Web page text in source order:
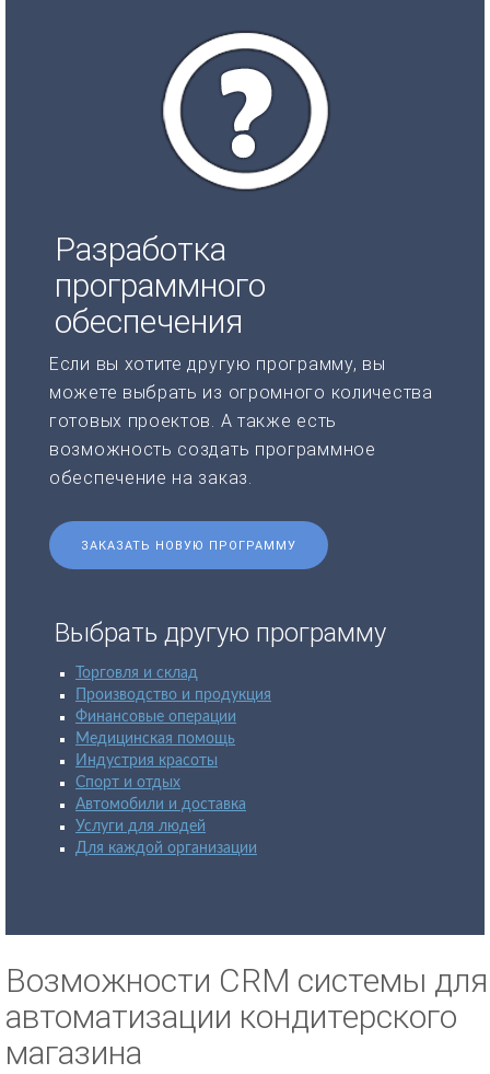
Разработка
программного
обеспечения
Если вы хотите другую программу, вы
можете выбрать из огромного количества
готовых проектов. А также есть
возможность создать программное
обеспечение на заказ.
ЗАКАЗАТЬ НОВУЮ ПРОГРАММУ
Выбрать другую программу
Торговля и склад
Производство и продукция
Финансовые операции
Медицинская помощь
Индустрия красоты
Спорт и отдых
Автомобили и доставка
Услуги для людей
Для каждой организации
Возможности CRM системы для
автоматизации кондитерского
магазина